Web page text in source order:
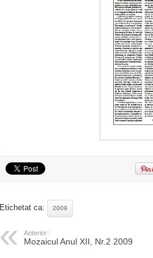
Etichetat ca: 2009
Anterior:
Mozaicul Anul XII, Nr.2 2009